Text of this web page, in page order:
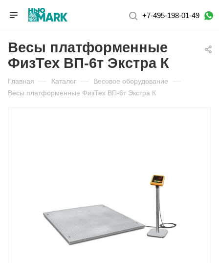
+7-495-198-01-49
Весы платформенные
ФизТех ВП-6т Экстра К
Главная — Каталог — Весовое оборудование —
Весы платформенные ФизТех ВП-6т Экстра К